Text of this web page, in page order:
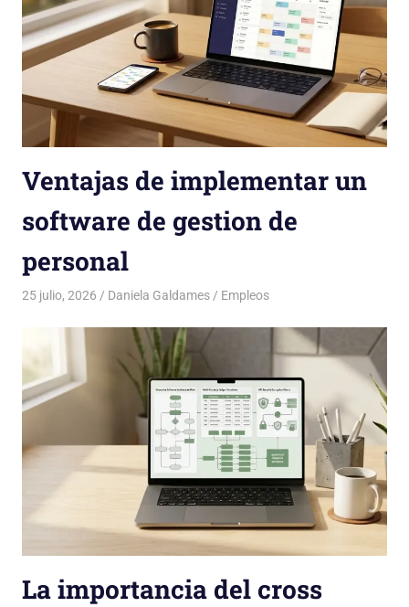
Ventajas de implementar un
software de gestion de
personal
25 julio, 2026 Daniela Galdames Empleos
La importancia del cross